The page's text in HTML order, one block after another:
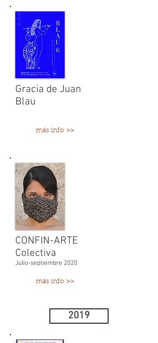
Gracia de Juan
Blau
más info >>
CONFIN-ARTE
Colectiva
Julio-septiembre 2020
más info >>
2019